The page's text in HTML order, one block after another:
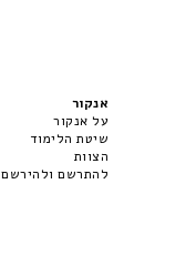
אנקור
על אנקור
שיטת הלימוד
הצוות
להתרשם ולהירשם